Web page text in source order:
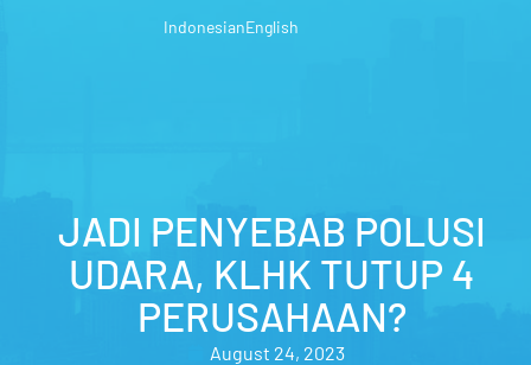
IndonesianEnglish
JADI PENYEBAB POLUSI
UDARA, KLHK TUTUP 4
PERUSAHAAN?
August 24, 2023